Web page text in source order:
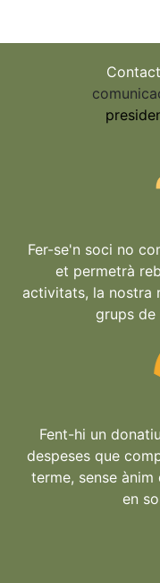
Fer-se'n soci no
et permetrà
activitats, la nostra
grups de
Fent-hi un
despeses que
terme, sense
en